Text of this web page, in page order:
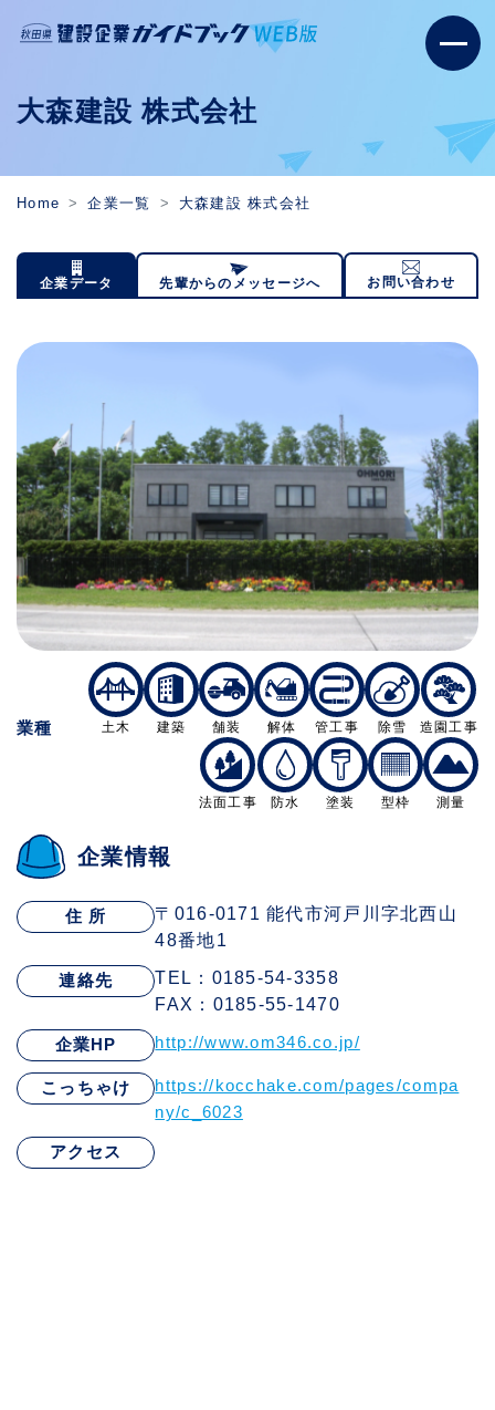
大森建設 株式会社
Home 企業一覧 大森建設 株式会社
企業データ 先輩からのメッセージへ お問い合わせ
企業情報
住 所
〒016-0171 能代市河戸川字北西山
48番地1
連絡先
TEL：0185-54-3358
FAX：0185-55-1470
企業HP http://www.om346.co.jp/
こっちゃけ
https://kocchake.com/pages/compa
ny/c_6023
アクセス
業種 土木 建築 舗装 解体 管工事 除雪 造園工事
法面工事 防水 塗装 型枠 測量